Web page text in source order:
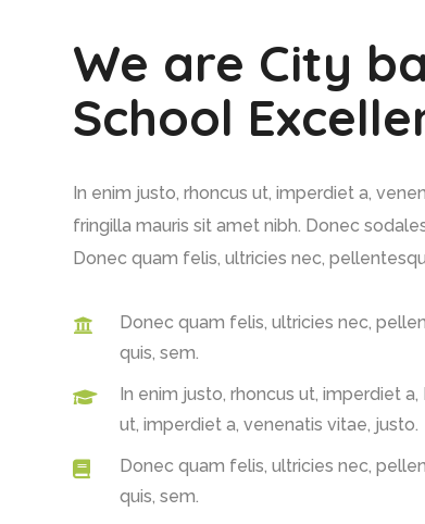
We are City
School
In enim justo, rhoncus ut, imperdiet a,
fringilla mauris sit amet nibh. Donec
Donec quam felis, ultricies nec,
Donec quam felis, ultricies nec,
quis, sem.
In enim justo, rhoncus ut, imperdiet
ut, imperdiet a, venenatis vitae, justo.
Donec quam felis, ultricies nec,
quis, sem.